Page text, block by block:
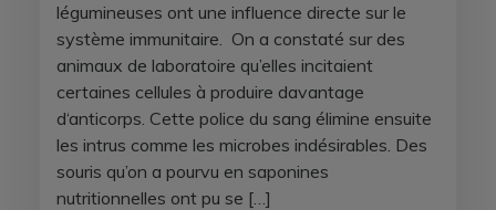
légumineuses ont une influence directe sur le
système immunitaire. On a constaté sur des
animaux de laboratoire qu’elles incitaient
certaines cellules à produire davantage
d‘anticorps. Cette police du sang élimine ensuite
les intrus comme les microbes indésirables. Des
souris qu’on a pourvu en saponines
nutritionnelles ont pu se […]